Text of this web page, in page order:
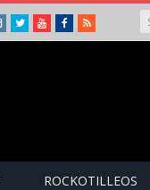
Instagram
TwitterYoutubeFacebook
RSS
ROCKOTILLEOS